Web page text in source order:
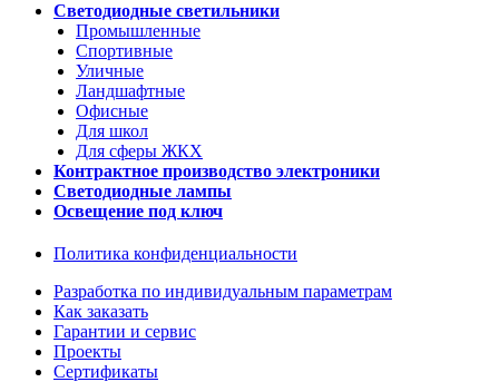
Светодиодные светильники
Промышленные
Спортивные
Уличные
Ландшафтные
Офисные
Для школ
Для сферы ЖКХ
Контрактное производство электроники
Светодиодные лампы
Освещение под ключ
Политика конфиденциальности
Разработка по индивидуальным параметрам
Как заказать
Гарантии и сервис
Проекты
Сертификаты